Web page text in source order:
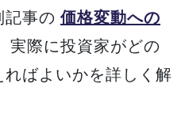
事の 価格変動への
実際に投資家がどの
ばよいかを詳しく解